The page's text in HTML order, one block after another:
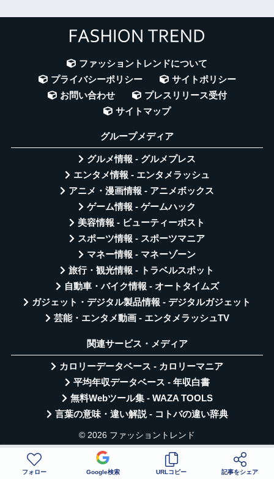
ファッショントレンドについて
プライバシーポリシー
サイトポリシー
お問い合わせ
プレスリリース受付
サイトマップ
グループメディア
グルメ情報 - グルメプレス
エンタメ情報 - エンタメラッシュ
アニメ・漫画情報 - アニメボックス
ゲーム情報 - ゲームハック
美容情報 - ビューティーポスト
スポーツ情報 - スポーツマニア
マネー情報 - マネーゾーン
旅行・観光情報 - トラベルスポット
自動車・バイク情報 - オートタイムズ
ガジェット・デジタル製品情報 - デジタルガジェット
芸能・エンタメ動画 - エンタメラッシュTV
関連サービス・メディア
カロリーデータベース - カロリーマニア
平均年収データベース - 年収白書
無料Webツール集 - WAZA TOOLS
言葉の意味・違い解説 - コトバの違い辞典
© 2026 ファッショントレンド
フォロー Google検索 URLコピー 記事をシェア